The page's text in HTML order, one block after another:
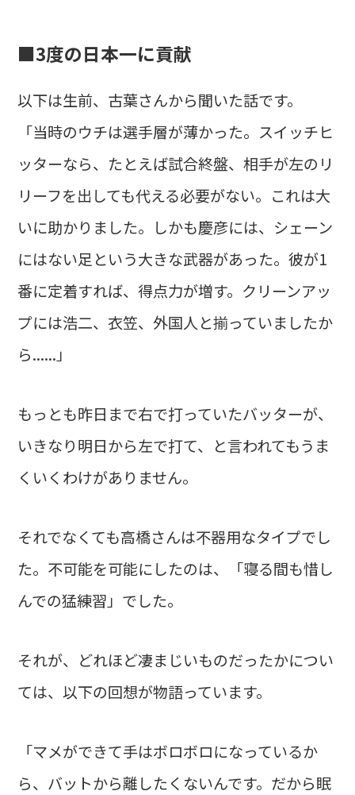
■3度の日本一に貢献
以下は生前、古葉さんから聞いた話です。
「当時のウチは選手層が薄かった。スイッチヒ
ッターなら、たとえば試合終盤、相手が左のリ
リーフを出しても代える必要がない。これは大
いに助かりました。しかも慶彦には、シェーン
にはない足という大きな武器があった。彼が1
番に定着すれば、得点力が増す。クリーンアッ
プには浩二、衣笠、外国人と揃っていましたか
ら......」
もっとも昨日まで右で打っていたバッターが、
いきなり明日から左で打て、と言われてもうま
くいくわけがありません。
それでなくても高橋さんは不器用なタイプでし
た。不可能を可能にしたのは、「寝る間も惜し
んでの猛練習」でした。
それが、どれほど凄まじいものだったかについ
ては、以下の回想が物語っています。
「マメができて手はボロボロになっているか
ら、バットから離したくないんです。だから眠